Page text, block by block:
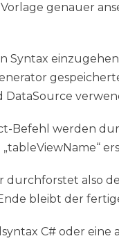
genauer
Syntax
DataSource
Befehl werden
durchforstet also
bleibt der
C# oder eine